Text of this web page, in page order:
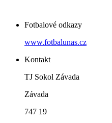
Fotbalové odkazy
www.fotbalunas.cz
Kontakt
TJ Sokol Závada
Závada
747 19